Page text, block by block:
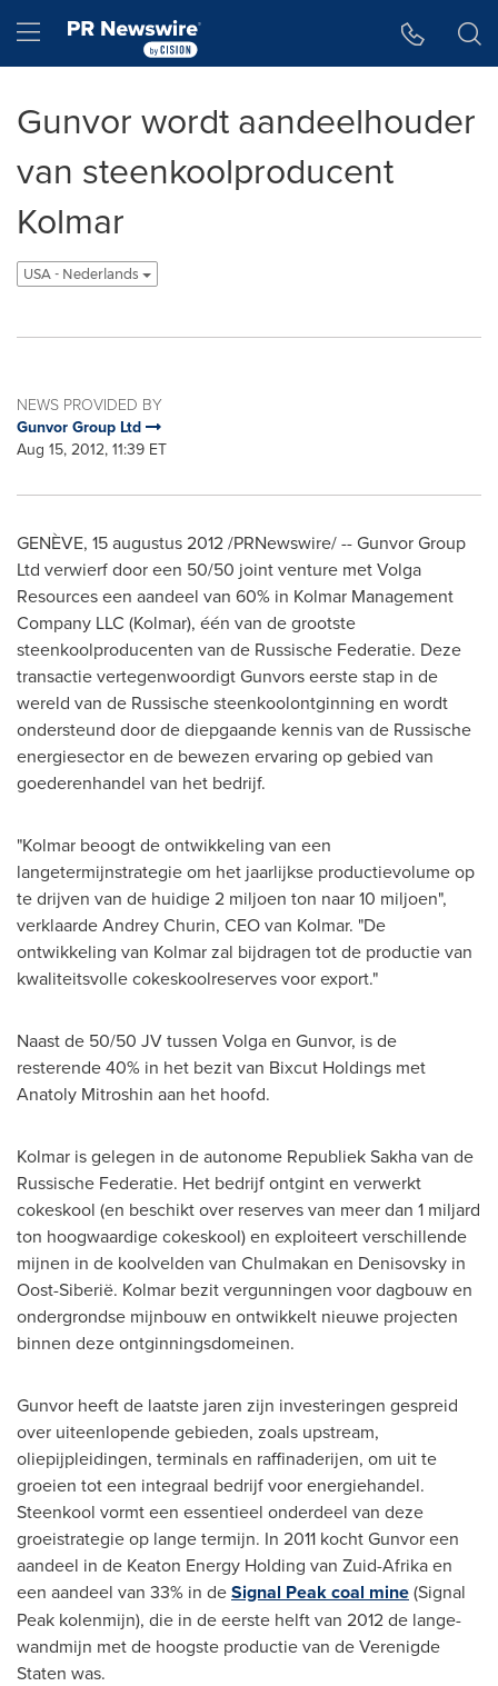
Hamburger menu
Gunvor wordt aandeelhouder
van steenkoolproducent
Kolmar
USA - Nederlands
NEWS PROVIDED BY
Gunvor Group Ltd
Aug 15, 2012, 11:39 ET
GENÈVE, 15 augustus 2012 /PRNewswire/ -- Gunvor Group
Ltd verwierf door een 50/50 joint venture met Volga
Resources een aandeel van 60% in Kolmar Management
Company LLC (Kolmar), één van de grootste
steenkoolproducenten van de Russische Federatie. Deze
transactie vertegenwoordigt Gunvors eerste stap in de
wereld van de Russische steenkoolontginning en wordt
ondersteund door de diepgaande kennis van de Russische
energiesector en de bewezen ervaring op gebied van
goederenhandel van het bedrijf.
"Kolmar beoogt de ontwikkeling van een
langetermijnstrategie om het jaarlijkse productievolume op
te drijven van de huidige 2 miljoen ton naar 10 miljoen",
verklaardeAndrey Churin, CEOvan Kolmar. "De
ontwikkeling van Kolmarzal bijdragen tot de productie van
kwaliteitsvolle cokeskoolreserves voor export."
Naast de 50/50 JV tussen Volga en Gunvor, is de
resterende 40% in het bezit van Bixcut Holdings met
Anatoly Mitroshin aan het hoofd.
Kolmar is gelegen in de autonome Republiek Sakha van de
Russische Federatie. Het bedrijf ontgint en verwerkt
cokeskool (en beschikt over reserves van meer dan 1 miljard
ton hoogwaardige cokeskool) en exploiteert verschillende
mijnen in de koolvelden van Chulmakan en Denisovsky in
Oost-Siberië. Kolmar bezit vergunningen voor dagbouw en
ondergrondse mijnbouw en ontwikkelt nieuwe projecten
binnen deze ontginningsdomeinen.
Gunvor heeft de laatste jaren zijn investeringen gespreid
over uiteenlopende gebieden, zoals upstream,
oliepijpleidingen, terminals en raffinaderijen, om uit te
groeien tot een integraal bedrijf voor energiehandel.
Steenkool vormt een essentieel onderdeel van deze
groeistrategie op lange termijn. In 2011 kocht Gunvor een
aandeel in de Keaton Energy Holding van Zuid-Afrika en
een aandeel van 33% in deSignal Peak coal mine(Signal
Peak kolenmijn), die in de eerste helft van 2012 de lange-
wandmijn met de hoogste productie van de Verenigde
Staten was.